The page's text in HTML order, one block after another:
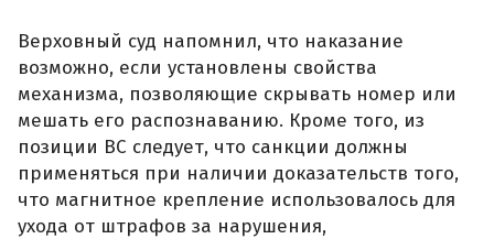
Верховный суд напомнил, что наказание
возможно, если установлены свойства
механизма, позволяющие скрывать номер или
мешать его распознаванию. Кроме того, из
позиции ВС следует, что санкции должны
применяться при наличии доказательств того,
что магнитное крепление использовалось для
ухода от штрафов за нарушения,